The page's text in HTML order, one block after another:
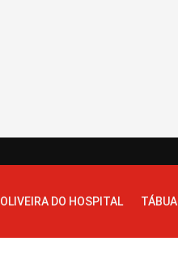
OLIVEIRA DO HOSPITAL TÁBUA